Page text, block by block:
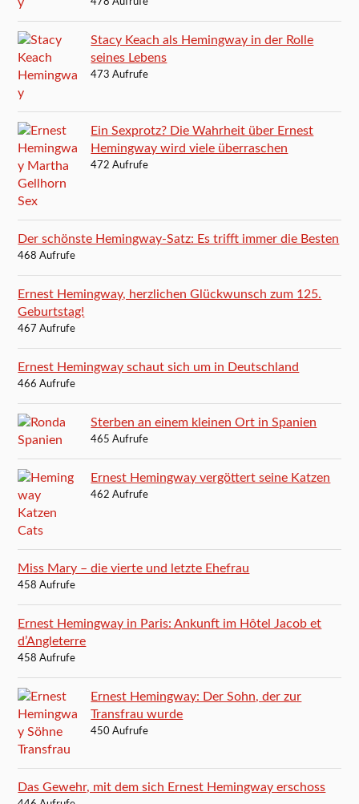
Stacy Keach als Hemingway in der Rolle
seines Lebens
473 Aufrufe
Ein Sexprotz? Die Wahrheit über Ernest
Hemingway wird viele überraschen
472 Aufrufe
Der schönste Hemingway-Satz: Es trifft immer die Besten
468 Aufrufe
Ernest Hemingway, herzlichen Glückwunsch zum 125.
Geburtstag!
467 Aufrufe
Ernest Hemingway schaut sich um in Deutschland
466 Aufrufe
Sterben an einem kleinen Ort in Spanien
465 Aufrufe
Ernest Hemingway vergöttert seine Katzen
462 Aufrufe
Miss Mary – die vierte und letzte Ehefrau
458 Aufrufe
Ernest Hemingway in Paris: Ankunft im Hôtel Jacob et
d’Angleterre
458 Aufrufe
Ernest Hemingway: Der Sohn, der zur
Transfrau wurde
450 Aufrufe
Das Gewehr, mit dem sich Ernest Hemingway erschoss